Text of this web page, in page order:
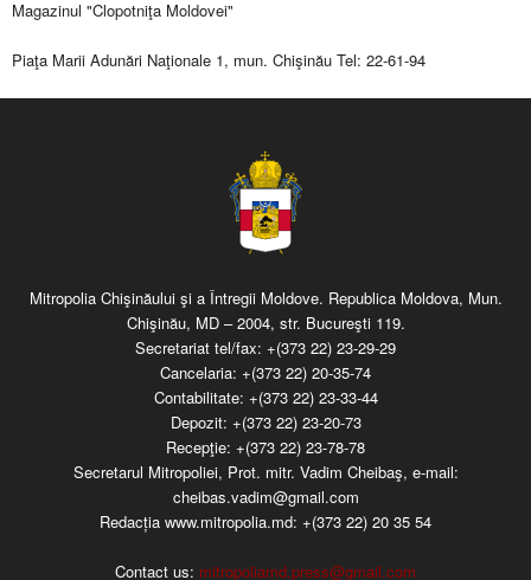
Magazinul "Clopotniţa Moldovei"
Piaţa Marii Adunări Naţionale 1, mun. Chişinău Tel: 22-61-94
Mitropolia Chişinăului şi a Întregii Moldove. Republica Moldova, Mun.
Chişinău, MD – 2004, str. Bucureşti 119.
Secretariat tel/fax: +(373 22) 23-29-29
Cancelaria: +(373 22) 20-35-74
Contabilitate: +(373 22) 23-33-44
Depozit: +(373 22) 23-20-73
Recepţie: +(373 22) 23-78-78
Secretarul Mitropoliei, Prot. mitr. Vadim Cheibaş, e-mail:
cheibas.vadim@gmail.com
Redacția www.mitropolia.md: +(373 22) 20 35 54
Contact us: mitropoliamd.press@gmail.com